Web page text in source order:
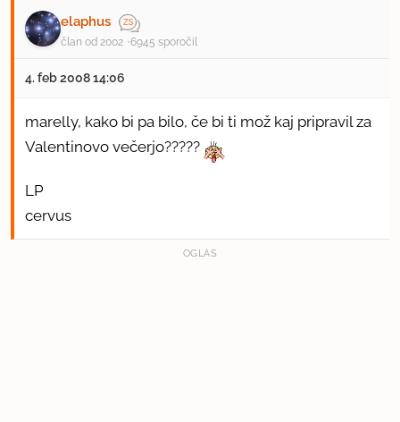
elaphus
član od 2002 6945 sporočil
4. feb 2008 14:06
marelly, kako bi pa bilo, če bi ti mož kaj pripravil za
Valentinovo večerjo?????
LP
cervus
OGLAS